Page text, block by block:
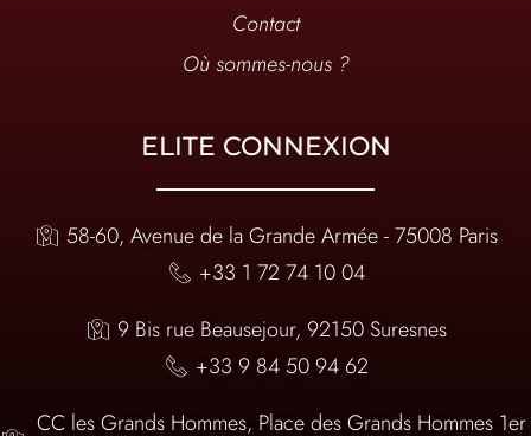
Contact
Où sommes-nous ?
ELITE CONNEXION
58-60, Avenue de la Grande Armée - 75008 Paris
+33 1 72 74 10 04
9 Bis rue Beausejour, 92150 Suresnes
+33 9 84 50 94 62
CC les Grands Hommes, Place des Grands Hommes 1er